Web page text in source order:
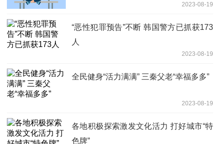
2023-08-19
“恶性犯罪预告”不断 韩国警方已抓获173
人
2023-08-19
全民健身“活力满满” 三秦父老“幸福多多”
2023-08-19
各地积极探索激发文化活力 打好城市“特
色牌”